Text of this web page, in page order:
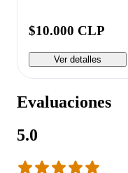
$10.000 CLP
Ver detalles
Evaluaciones
5.0